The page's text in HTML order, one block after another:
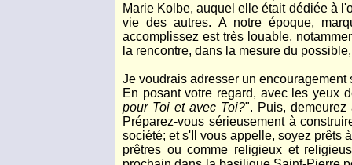
Marie Kolbe, auquel elle était dédiée à
vie des autres. A notre époque,
accomplissez est très louable,
la rencontre, dans la mesure du
Je voudrais adresser un
En posant votre regard, avec les yeux
pour Toi et avec Toi?". Puis,
Préparez-vous sérieusement à
société; et s'Il vous appelle, soyez prêts
prêtres ou comme religieux et